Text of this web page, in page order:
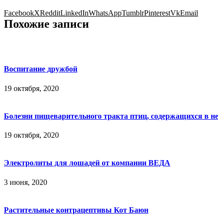
FacebookXRedditLinkedInWhatsAppTumblrPinterestVkEmail
Похожие записи
Воспитание дружбой
19 октября, 2020
Болезни пищеварительного тракта птиц, содержащихся в
19 октября, 2020
Электролиты для лошадей от компании ВЕДА
3 июня, 2020
Растительные контрацептивы Кот Баюн